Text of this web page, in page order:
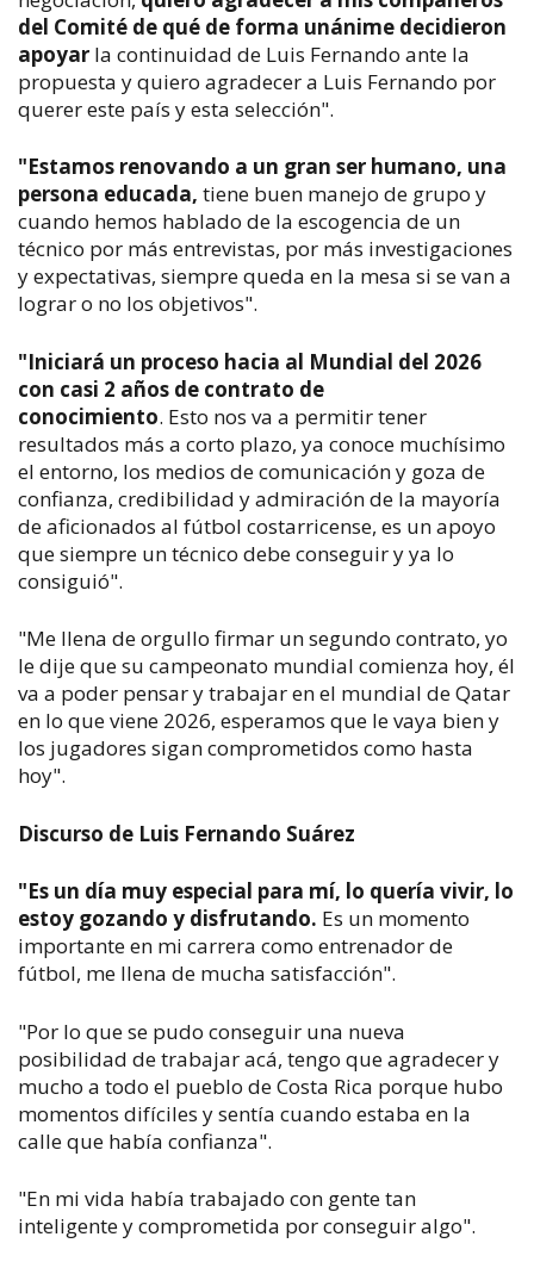
del Comité de qué de forma unánime decidieron
apoyar la continuidad de Luis Fernando ante la
propuesta y quiero agradecer a Luis Fernando por
querer este país y esta selección".
"Estamos renovando a un gran ser humano, una
persona educada, tiene buen manejo de grupo y
cuando hemos hablado de la escogencia de un
técnico por más entrevistas, por más investigaciones
y expectativas, siempre queda en la mesa si se van a
lograr o no los objetivos".
"Iniciará un proceso hacia al Mundial del 2026
con casi 2 años de contrato de
conocimiento. Esto nos va a permitir tener
resultados más a corto plazo, ya conoce muchísimo
el entorno, los medios de comunicación y goza de
confianza, credibilidad y admiración de la mayoría
de aficionados al fútbol costarricense, es un apoyo
que siempre un técnico debe conseguir y ya lo
consiguió".
"Me llena de orgullo firmar un segundo contrato, yo
le dije que su campeonato mundial comienza hoy, él
va a poder pensar y trabajar en el mundial de Qatar
en lo que viene 2026, esperamos que le vaya bien y
los jugadores sigan comprometidos como hasta
hoy".
Discurso de Luis Fernando Suárez
"Es un día muy especial para mí, lo quería vivir, lo
estoy gozando y disfrutando. Es un momento
importante en mi carrera como entrenador de
fútbol, me llena de mucha satisfacción".
"Por lo que se pudo conseguir una nueva
posibilidad de trabajar acá, tengo que agradecer y
mucho a todo el pueblo de Costa Rica porque hubo
momentos difíciles y sentía cuando estaba en la
calle que había confianza".
"En mi vida había trabajado con gente tan
inteligente y comprometida por conseguir algo".